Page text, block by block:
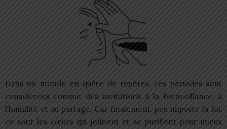
Dans un monde en quête de repères, ces périodes sont
considérées comme des invitations à la bienveillance, à
l’humilité et au partage. Car finalement, peu importe la foi,
ce sont les cœurs qui jeûnent et se purifient pour mieux